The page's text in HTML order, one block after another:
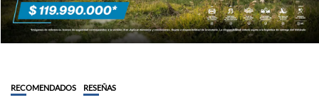
RECOMENDADOS RESEÑAS